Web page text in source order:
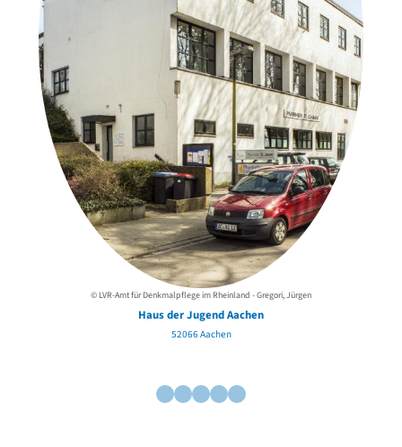
© LVR-Amt für Denkmalpflege im Rheinland - Gregori, Jürgen
Haus der Jugend Aachen
52066 Aachen